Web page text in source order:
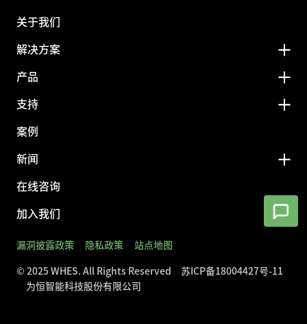
关于我们
解决方案
产品
支持
案例
新闻
在线咨询
加入我们
漏洞披露政策 隐私政策 站点地图
© 2025 WHES. All Rights Reserved
苏ICP备18004427号-11
为恒智能科技股份有限公司